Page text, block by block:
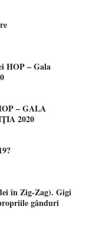
HOP – Gala
– GALA
2020
în Zig-Zag). Gigi
gânduri